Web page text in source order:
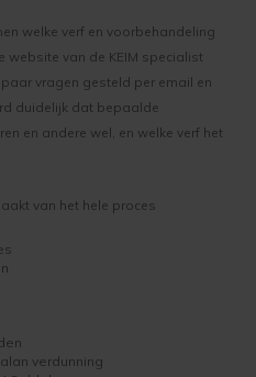
welke verf en voorbehandeling
van de KEIM specialist
vragen gesteld per email en
duidelijk dat bepaalde
en andere wel, en welke verf het
van het hele proces
verdunning